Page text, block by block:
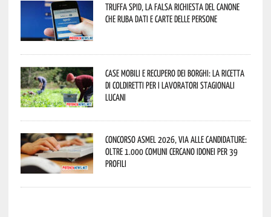
Truffa Spid, la falsa richiesta del canone
che ruba dati e carte delle persone
Case mobili e recupero dei borghi: la ricetta
di Coldiretti per i lavoratori stagionali
lucani
Concorso Asmel 2026, via alle candidature:
oltre 1.000 Comuni cercano idonei per 39
profili